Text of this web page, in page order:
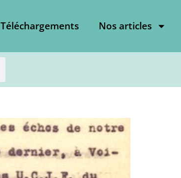
Téléchargements Nos articles